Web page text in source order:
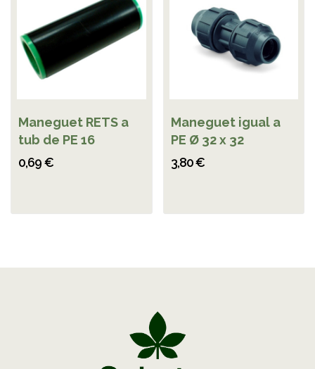
Maneguet RETS a
tub de PE 16
0,69 €
Maneguet igual a
PE Ø 32 x 32
3,80 €